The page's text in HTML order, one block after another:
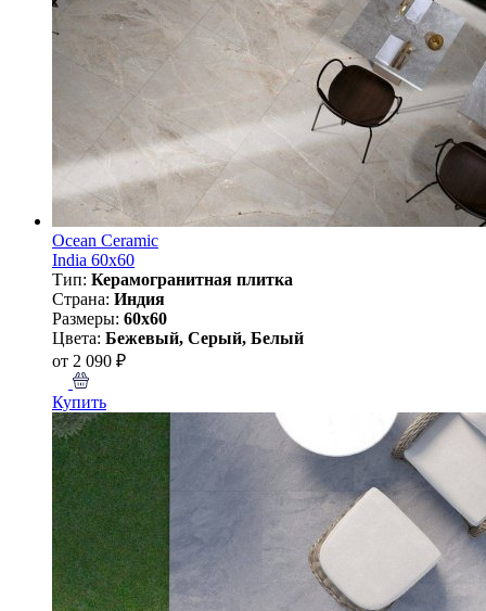
Ocean Ceramic
India 60х60
Тип: Керамогранитная плитка
Страна: Индия
Размеры: 60x60
Цвета: Бежевый, Серый, Белый
от 2 090 ₽
Купить